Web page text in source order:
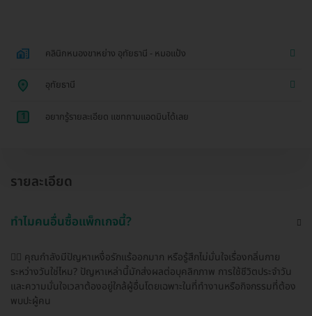
คลินิกหนองขาหย่าง อุทัยธานี - หมอแป้ง
อุทัยธานี
1 อยากรู้รายละเอียด แชทถามแอดมินได้เลย
รายละเอียด
ทำไมคนอื่นซื้อแพ็กเกจนี้?
🙋‍♀️ คุณกำลังมีปัญหาเหงื่อรักแร้ออกมาก หรือรู้สึกไม่มั่นใจเรื่องกลิ่นกาย
ระหว่างวันใช่ไหม? ปัญหาเหล่านี้มักส่งผลต่อบุคลิกภาพ การใช้ชีวิตประจำวัน
และความมั่นใจเวลาต้องอยู่ใกล้ผู้อื่นโดยเฉพาะในที่ทำงานหรือกิจกรรมที่ต้อง
พบปะผู้คน